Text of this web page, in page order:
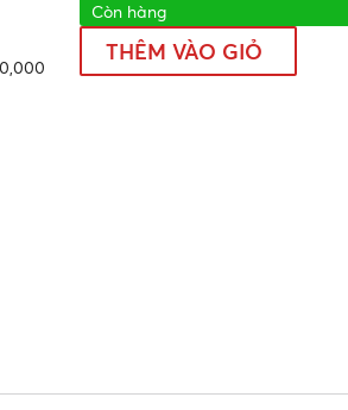
Còn hàng
THÊM VÀO GIỎ